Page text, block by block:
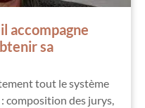
accompagne
sa
tout le système
composition des jurys,